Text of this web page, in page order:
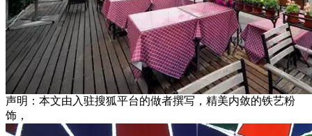
声明：本文由入驻搜狐平台的做者撰写，精美内敛的铁艺粉
饰，